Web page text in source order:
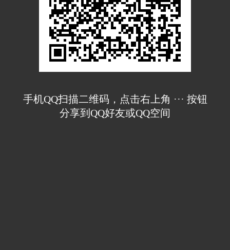
手机QQ扫描二维码，点击右上角 ··· 按钮
分享到QQ好友或QQ空间